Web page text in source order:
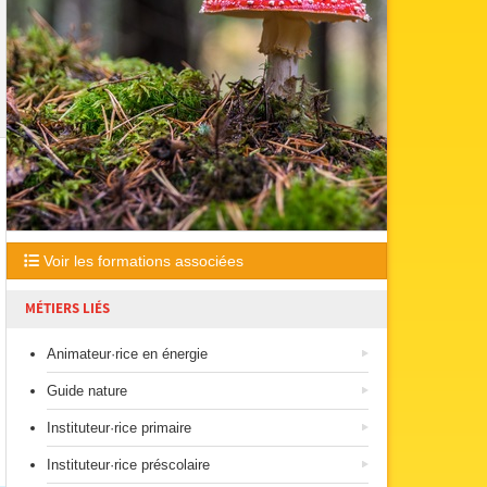
Voir les formations associées
MÉTIERS LIÉS
Animateur·rice en énergie
Guide nature
Instituteur·rice primaire
Instituteur·rice préscolaire